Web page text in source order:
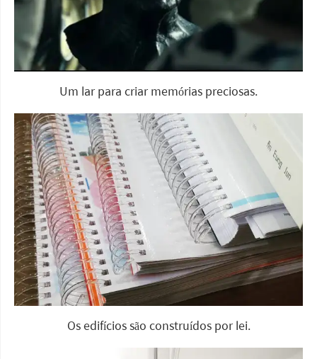
Um lar para criar memórias preciosas.
Os edifícios são construídos por lei.